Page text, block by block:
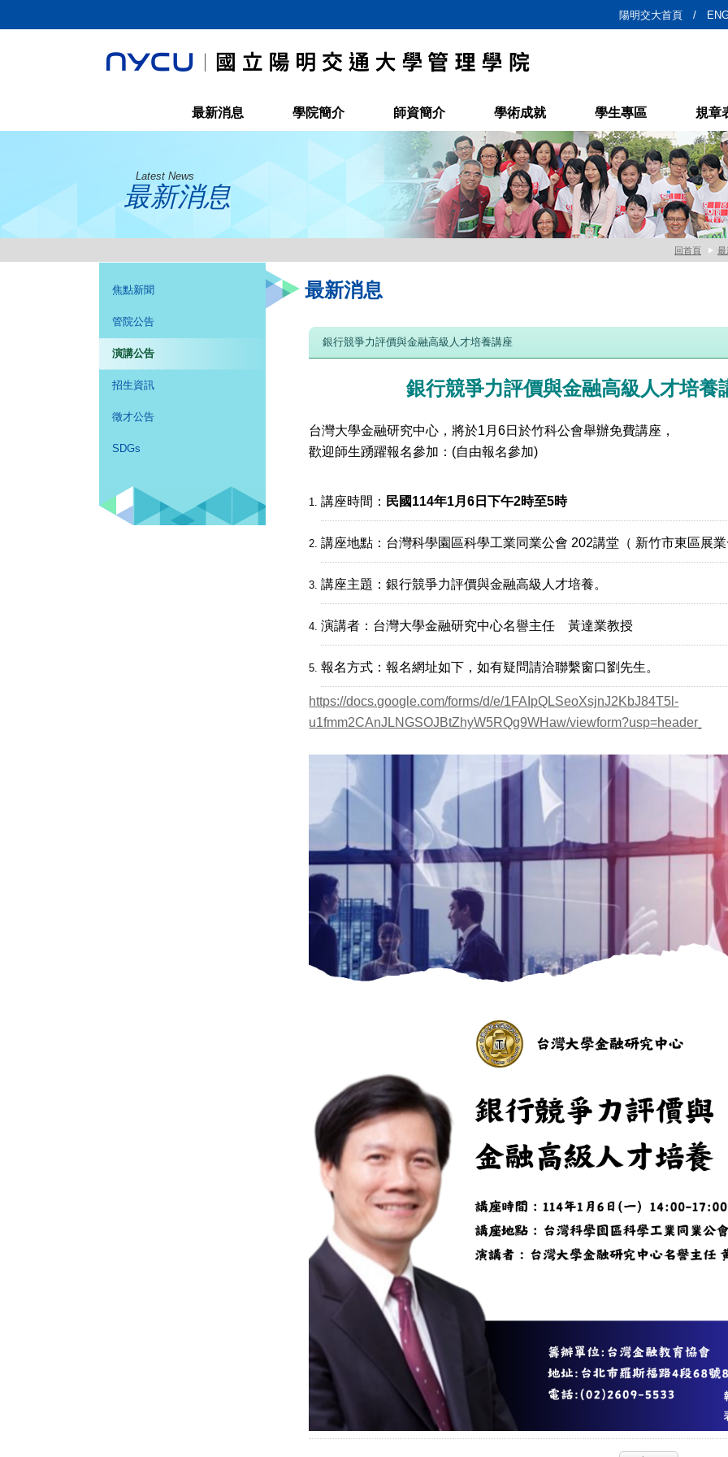
陽明交大首頁 /
最新消息 學院簡介 師資簡介 學術成就 學生專區 規章
Latest News
最新消息
回首頁 最
焦點新聞
管院公告
演講公告
招生資訊
徵才公告
SDGs
最新消息
銀行競爭力評價與金融高級人才培養講座
銀行競爭力評價與金融高級人才培養
台灣大學金融研究中心，將於1月6日於竹科公會舉辦免費講座，
歡迎師生踴躍報名參加：(自由報名參加)
講座時間： 民國114年1月6日下午2時至5時
講座地點：台灣科學園區科學工業同業公會 202講堂（ 新竹市東區展業
講座主題：銀行競爭力評價與金融高級人才培養。
演講者：台灣大學金融研究中心名譽主任 黃達業教授
報名方式：報名網址如下，如有疑問請洽聯繫窗口劉先生。
https://docs.google.com/forms/d/e/1FAIpQLSeoXsjnJ2KbJ84T5l-
u1fmm2CAnJLNGSOJBtZhyW5RQg9WHaw/viewform?usp=header